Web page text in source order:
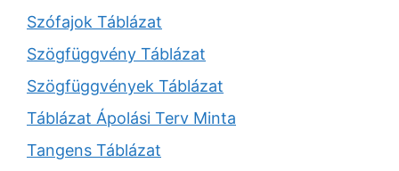
Szófajok Táblázat
Szögfüggvény Táblázat
Szögfüggvények Táblázat
Táblázat Ápolási Terv Minta
Tangens Táblázat